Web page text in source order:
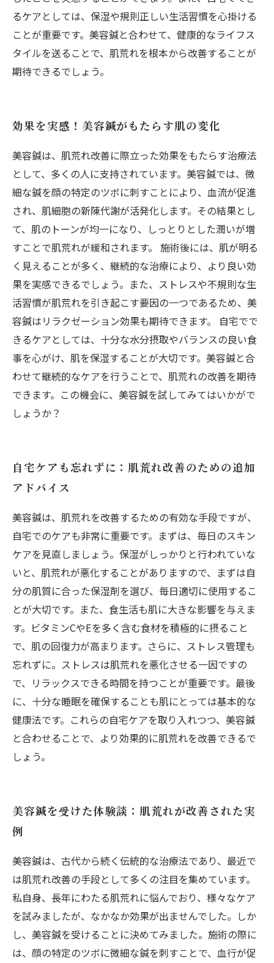
るケアとしては、保湿や規則正しい生活習慣を心掛ける
ことが重要です。美容鍼と合わせて、健康的なライフス
タイルを送ることで、肌荒れを根本から改善することが
期待できるでしょう。
効果を実感！美容鍼がもたらす肌の変化
美容鍼は、肌荒れ改善に際立った効果をもたらす治療法
として、多くの人に支持されています。美容鍼では、微
細な鍼を顔の特定のツボに刺すことにより、血流が促進
され、肌細胞の新陳代謝が活発化します。その結果とし
て、肌のトーンが均一になり、しっとりとした潤いが増
すことで肌荒れが緩和されます。 施術後には、肌が明る
く見えることが多く、継続的な治療により、より良い効
果を実感できるでしょう。また、ストレスや不規則な生
活習慣が肌荒れを引き起こす要因の一つであるため、美
容鍼はリラクゼーション効果も期待できます。 自宅でで
きるケアとしては、十分な水分摂取やバランスの良い食
事を心がけ、肌を保湿することが大切です。美容鍼と合
わせて継続的なケアを行うことで、肌荒れの改善を期待
できます。この機会に、美容鍼を試してみてはいかがで
しょうか？
自宅ケアも忘れずに：肌荒れ改善のための追加
アドバイス
美容鍼は、肌荒れを改善するための有効な手段ですが、
自宅でのケアも非常に重要です。まずは、毎日のスキン
ケアを見直しましょう。保湿がしっかりと行われていな
いと、肌荒れが悪化することがありますので、まずは自
分の肌質に合った保湿剤を選び、毎日適切に使用するこ
とが大切です。また、食生活も肌に大きな影響を与えま
す。ビタミンCやEを多く含む食材を積極的に摂ること
で、肌の回復力が高まります。さらに、ストレス管理も
忘れずに。ストレスは肌荒れを悪化させる一因ですの
で、リラックスできる時間を持つことが重要です。最後
に、十分な睡眠を確保することも肌にとっては基本的な
健康法です。これらの自宅ケアを取り入れつつ、美容鍼
と合わせることで、より効果的に肌荒れを改善できるで
しょう。
美容鍼を受けた体験談：肌荒れが改善された実
例
美容鍼は、古代から続く伝統的な治療法であり、最近で
は肌荒れ改善の手段として多くの注目を集めています。
私自身、長年にわたる肌荒れに悩んでおり、様々なケア
を試みましたが、なかなか効果が出ませんでした。しか
し、美容鍼を受けることに決めてみました。施術の際に
は、顔の特定のツボに微細な鍼を刺すことで、血行が促